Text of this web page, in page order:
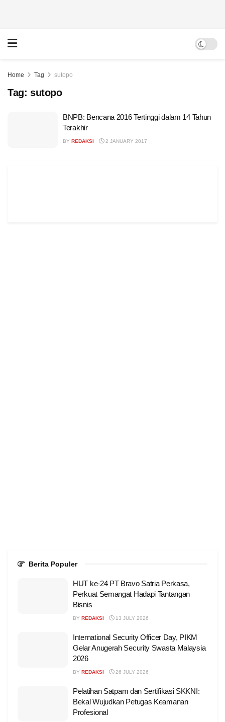
Home Tag sutopo
Tag: sutopo
BNPB: Bencana 2016 Tertinggi dalam 14 Tahun
Terakhir
BY REDAKSI 2 JANUARY 2017
Berita Populer
HUT ke-24 PT Bravo Satria Perkasa,
Perkuat Semangat Hadapi Tantangan
Bisnis
BY REDAKSI 13 JULY 2026
International Security Officer Day, PIKM
Gelar Anugerah Security Swasta Malaysia
2026
BY REDAKSI 26 JULY 2026
Pelatihan Satpam dan Sertifikasi SKKNI:
Bekal Wujudkan Petugas Keamanan
Profesional